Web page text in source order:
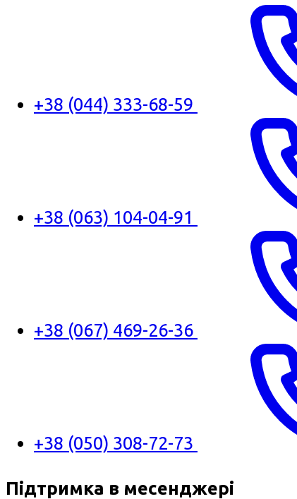
+38 (044) 333-68-59
+38 (063) 104-04-91
+38 (067) 469-26-36
+38 (050) 308-72-73
Підтримка в месенджері